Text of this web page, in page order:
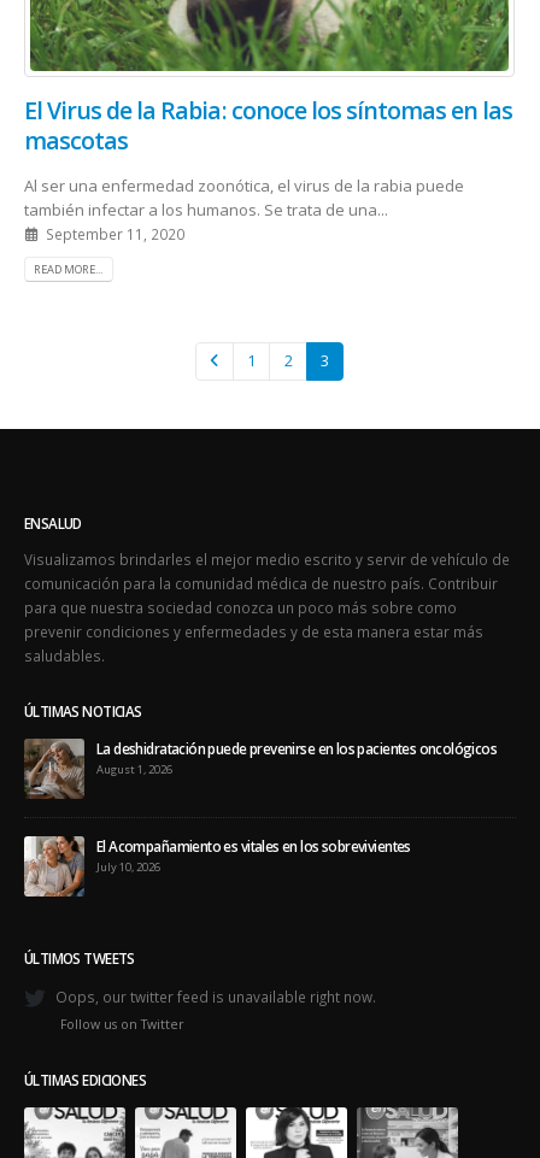
El Virus de la Rabia: conoce los síntomas en las
mascotas
Al ser una enfermedad zoonótica, el virus de la rabia puede
también infectar a los humanos. Se trata de una...
September 11, 2020
READ MORE...
1 2 3
ENSALUD
Visualizamos brindarles el mejor medio escrito y servir de vehículo de
comunicación para la comunidad médica de nuestro país. Contribuir
para que nuestra sociedad conozca un poco más sobre como
prevenir condiciones y enfermedades y de esta manera estar más
saludables.
ÚLTIMAS NOTICIAS
La deshidratación puede prevenirse en los pacientes oncológicos
August 1, 2026
El Acompañamiento es vitales en los sobrevivientes
July 10, 2026
ÚLTIMOS TWEETS
Oops, our twitter feed is unavailable right now.
Follow us on Twitter
ÚLTIMAS EDICIONES